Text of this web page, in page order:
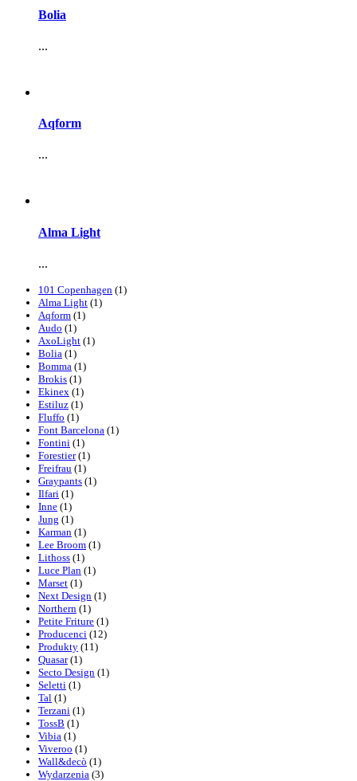
Bolia
...
Aqform
...
Alma Light
...
101 Copenhagen (1)
Alma Light (1)
Aqform (1)
Audo (1)
AxoLight (1)
Bolia (1)
Bomma (1)
Brokis (1)
Ekinex (1)
Estiluz (1)
Fluffo (1)
Font Barcelona (1)
Fontini (1)
Forestier(1)
Freifrau (1)
Graypants (1)
Ilfari (1)
Inne (1)
Jung (1)
Karman (1)
Lee Broom (1)
Lithoss (1)
Luce Plan (1)
Marset (1)
Next Design (1)
Northern (1)
Petite Friture (1)
Producenci (12)
Produkty (11)
Quasar(1)
Secto Design (1)
Seletti (1)
Tal (1)
Terzani (1)
TossB (1)
Vibia (1)
Viveroo (1)
Wall&decò (1)
Wydarzenia (3)